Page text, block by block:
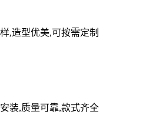
,造型优美,可按需定制
装,质量可靠,款式齐全